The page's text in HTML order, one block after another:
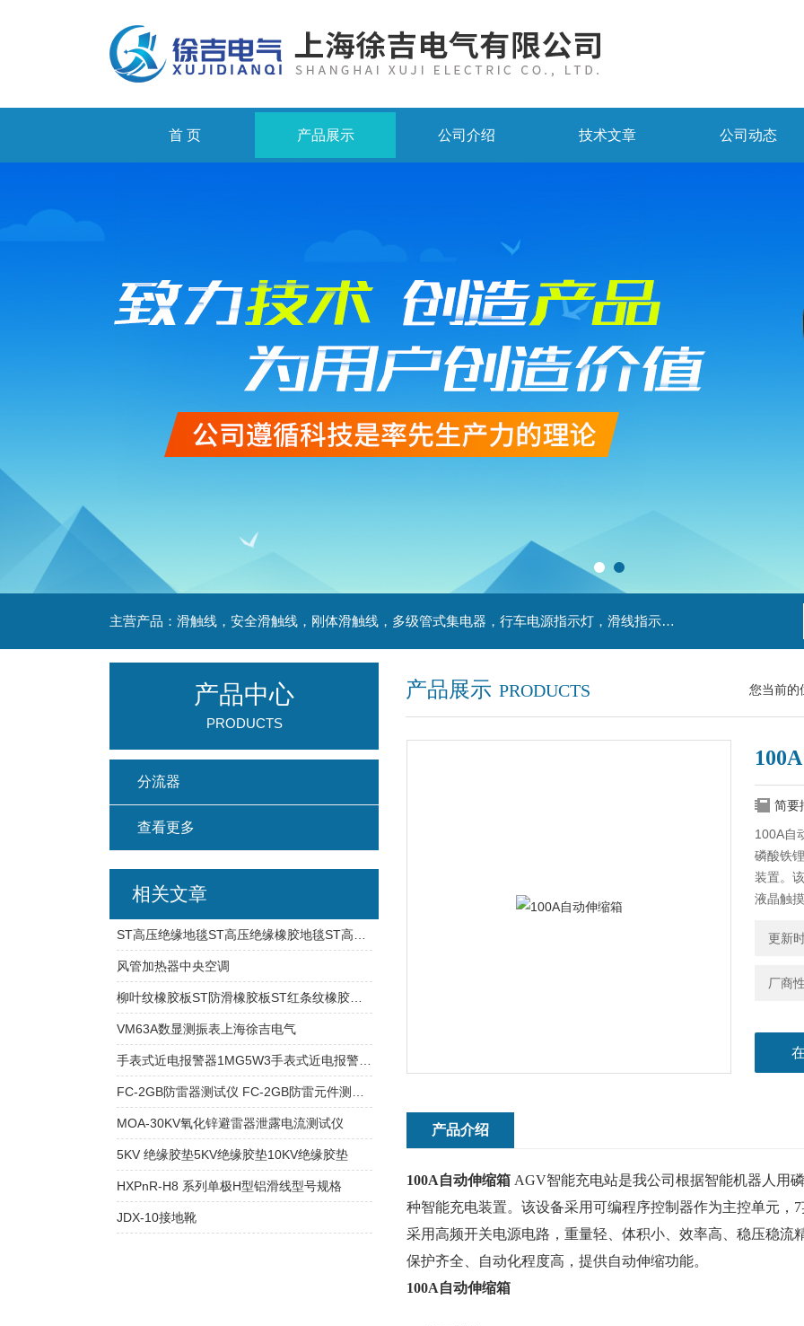
首 页 产品展示 公司介绍 技术文章 公司动态
主营产品：滑触线，安全滑触线，刚体滑触线，多级管式集电器，行车电源指示灯，滑线指示灯，集电器，扁平电缆，H型单级安全滑触器，电缆滑轨滑车
产品展示 PRODUCTS 您当前的
简要
100A自
磷酸铁
装置。
液晶触
更新
厂商
产品介绍
100A自动伸缩箱 AGV智能充电站是我公司根据智能机器人用
种智能充电装置。该设备采用可编程序控制器作为主控单元，
采用高频开关电源电路，重量轻、体积小、效率高、稳压稳流
保护齐全、自动化程度高，提供自动伸缩功能。
100A自动伸缩箱
产品中心
PRODUCTS
分流器
查看更多
相关文章
风管加热器中央空调
柳叶纹橡胶板ST防滑橡胶板ST红条纹橡胶板ST
VM63A数显测振表上海徐吉电气
手表式近电报警器1MG5W3手表式近电报警器1SG9E1
MOA-30KV氧化锌避雷器泄露电流测试仪
5KV 绝缘胶垫5KV绝缘胶垫10KV绝缘胶垫
HXPnR-H8 系列单极H型铝滑线型号规格
JDX-10接地靴